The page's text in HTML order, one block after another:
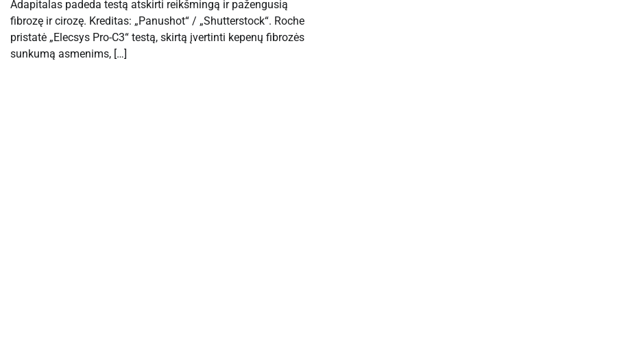
Adapitalas padeda testą atskirti reikšmingą ir pažengusią
fibrozę ir cirozę. Kreditas: „Panushot“ / „Shutterstock“. Roche
pristatė „Elecsys Pro-C3“ testą, skirtą įvertinti kepenų fibrozės
sunkumą asmenims, […]